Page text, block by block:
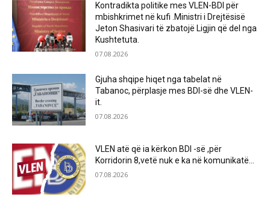
Kontradikta politike mes VLEN-BDI për
mbishkrimet në kufi .Ministri i Drejtësisë
Jeton Shasivari të zbatojë Ligjin që del nga
Kushtetuta.
07.08.2026
Gjuha shqipe hiqet nga tabelat në
Tabanoc, përplasje mes BDI-së dhe VLEN-
it.
07.08.2026
VLEN atë që ia kërkon BDI -së ,për
Korridorin 8,vetë nuk e ka në komunikatë…
07.08.2026